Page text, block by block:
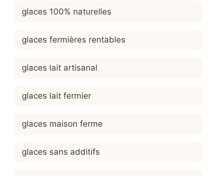
glaces 100% naturelles
glaces fermières rentables
glaces lait artisanal
glaces lait fermier
glaces maison ferme
glaces sans additifs